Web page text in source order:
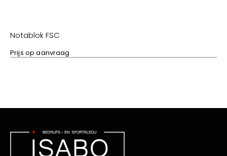
Notablok FSC
Prijs op aanvraag